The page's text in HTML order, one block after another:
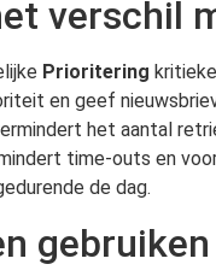
verschil
Prioritering
en geef
het aantal
time-outs en
de dag.
gebruiken